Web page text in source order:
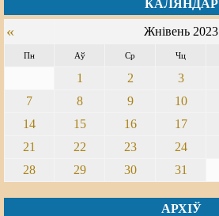
КАЛЯНДАР
« Жнівень 2023
Пн Аў Ср Чц
1 2 3
7
8 9 10
14
15 16 17
21
22 23 24
28
29 30 31
АРХІЎ
Свабода сумленьня
Суд
Экалёгія
Правы працоўных